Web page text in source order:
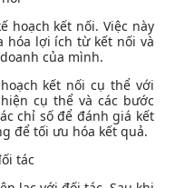
hoạch kết nối. Việc này
hóa lợi ích từ kết nối và
của mình.
kết nối cụ thể với
cụ thể và các bước
chỉ số để đánh giá kết
để tối ưu hóa kết quả.
tác